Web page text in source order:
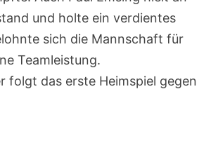
und holte ein verdientes
sich die Mannschaft für
Teamleistung.
folgt das erste Heimspiel gegen